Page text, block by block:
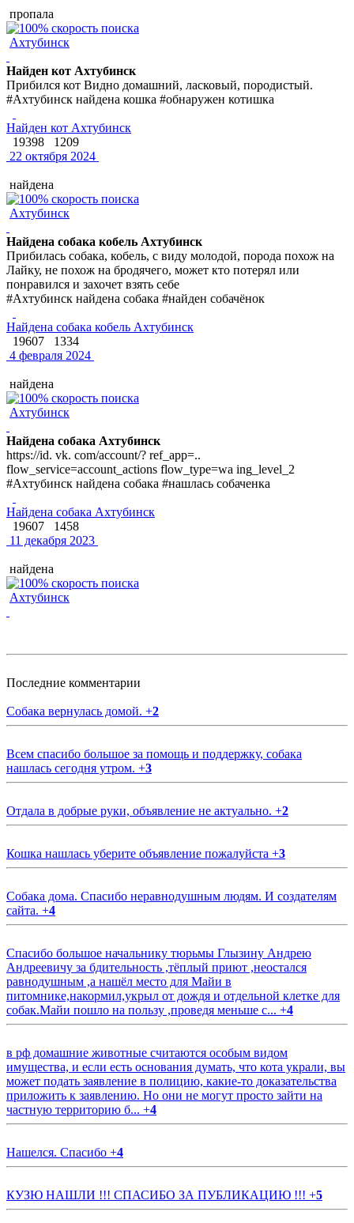
пропала
Ахтубинск
Найден кот Ахтубинск
Прибился кот Видно домашний, ласковый, породистый.
#Ахтубинск найдена кошка #обнаружен котишка
Найден кот Ахтубинск
19398
1209
22 октября 2024
найдена
Ахтубинск
Найдена собака кобель Ахтубинск
Прибилась собака, кобель, с виду молодой, порода похож на
Лайку, не похож на бродячего, может кто потерял или
понравился и захочет взять себе
#Ахтубинск найдена собака #найден собачёнок
Найдена собака кобель Ахтубинск
19607
1334
4 февраля 2024
найдена
Ахтубинск
Найдена собака Ахтубинск
https://id. vk. com/account/? ref_app=..
flow_service=account_actions flow_type=wa ing_level_2
#Ахтубинск найдена собака #нашлась собаченка
Найдена собака Ахтубинск
19607
1458
11 декабря 2023
найдена
Ахтубинск
Последние комментарии
Собака вернулась домой. +2
Всем спасибо большое за помощь и поддержку, собака
нашлась сегодня утром. +3
Отдала в добрые руки, объявление не актуально. +2
Кошка нашлась уберите объявление пожалуйста +3
Собака дома. Спасибо неравнодушным людям. И создателям
сайта. +4
Спасибо большое начальнику тюрьмы Глызину Андрею
Андреевичу за бдительность ,тёплый приют ,неостался
равнодушным ,а нашёл место для Майи в
питомнике,накормил,укрыл от дождя и отдельной клетке для
собак.Майи пошло на пользу ,проведя меньше с... +4
в рф домашние животные считаются особым видом
имущества, и если есть основания думать, что кота украли, вы
может подать заявление в полицию, какие-то доказательства
приложить к заявлению. Но они не могут просто зайти на
частную территорию б... +4
Нашелся. Спасибо +4
КУЗЮ НАШЛИ !!! СПАСИБО ЗА ПУБЛИКАЦИЮ !!! +5